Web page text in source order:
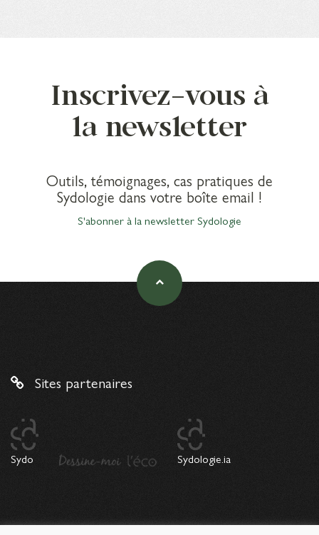
Inscrivez-vous à
la newsletter
Outils, témoignages, cas pratiques de
Sydologie dans votre boîte email !
S'abonner à la newsletter Sydologie
Sites partenaires
Sydo Sydologie.ia